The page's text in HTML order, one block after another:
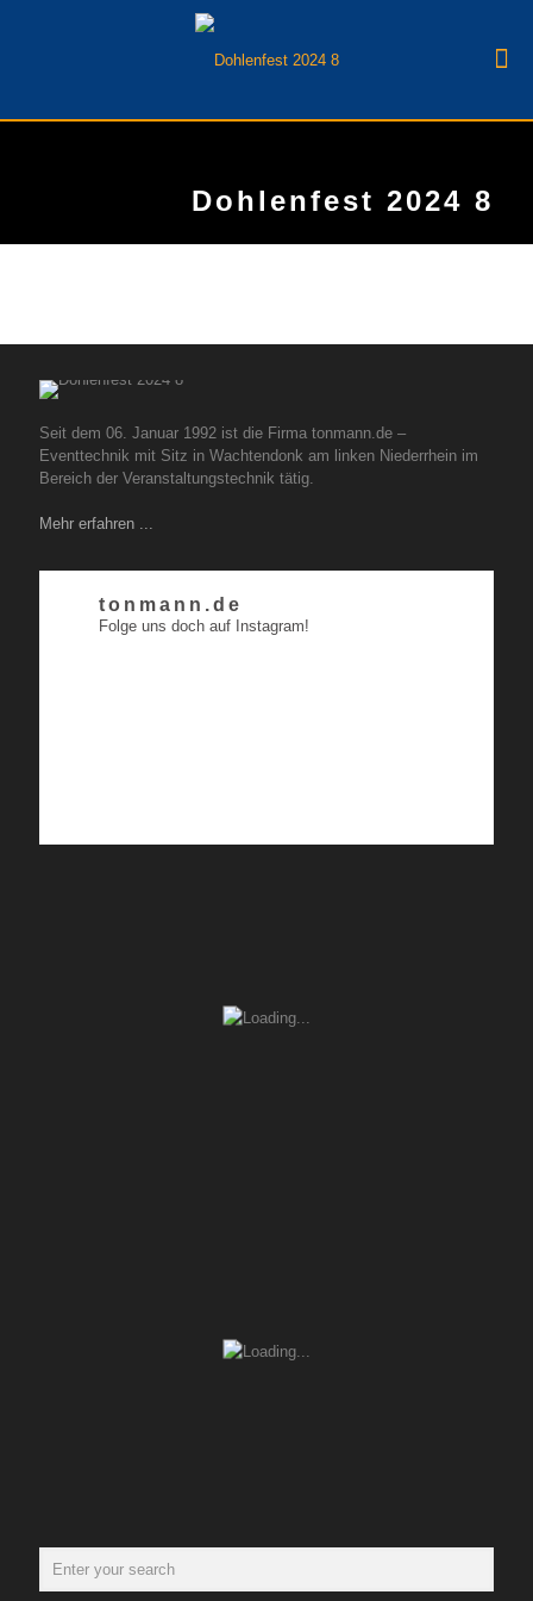
Dohlenfest 2024 8
Seit dem 06. Januar 1992 ist die Firma tonmann.de –
Eventtechnik mit Sitz in Wachtendonk am linken Niederrhein im
Bereich der Veranstaltungstechnik tätig.
Mehr erfahren ...
tonmann.de
Folge uns doch auf Instagram!